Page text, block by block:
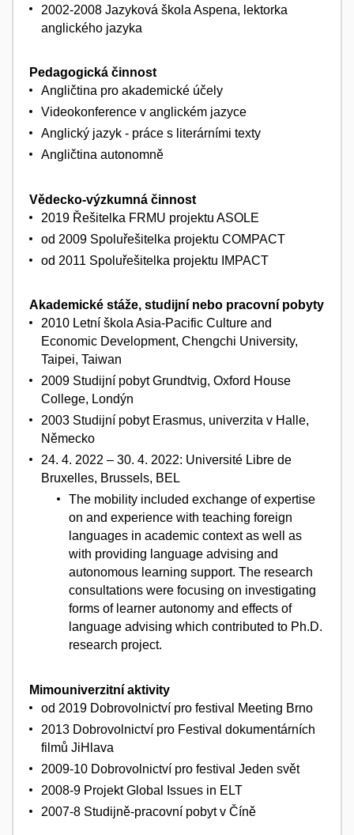
2002-2008 Jazyková škola Aspena, lektorka
anglického jazyka
Pedagogická činnost
Angličtina pro akademické účely
Videokonference v anglickém jazyce
Anglický jazyk - práce s literárními texty
Angličtina autonomně
Vědecko-výzkumná činnost
2019 Řešitelka FRMU projektu ASOLE
od 2009 Spoluřešitelka projektu COMPACT
od 2011 Spoluřešitelka projektu IMPACT
Akademické stáže, studijní nebo pracovní pobyty
2010 Letní škola Asia-Pacific Culture and
Economic Development, Chengchi University,
Taipei, Taiwan
2009 Studijní pobyt Grundtvig, Oxford House
College, Londýn
2003 Studijní pobyt Erasmus, univerzita v Halle,
Německo
24. 4. 2022 – 30. 4. 2022: Université Libre de
Bruxelles, Brussels, BEL
The mobility included exchange of expertise
on and experience with teaching foreign
languages in academic context as well as
with providing language advising and
autonomous learning support. The research
consultations were focusing on investigating
forms of learner autonomy and effects of
language advising which contributed to Ph.D.
research project.
Mimouniverzitní aktivity
od 2019 Dobrovolnictví pro festival Meeting Brno
2013 Dobrovolnictví pro Festival dokumentárních
filmů JiHlava
2009-10 Dobrovolnictví pro festival Jeden svět
2008-9 Projekt Global Issues in ELT
2007-8 Studijně-pracovní pobyt v Číně